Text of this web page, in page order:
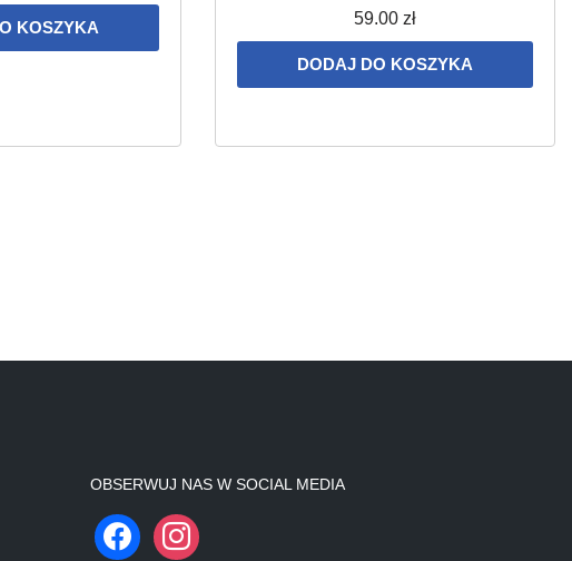
KOSZYKA 59.00 zł
DODAJ DO KOSZYKA
OBSERWUJ NAS W SOCIAL MEDIA